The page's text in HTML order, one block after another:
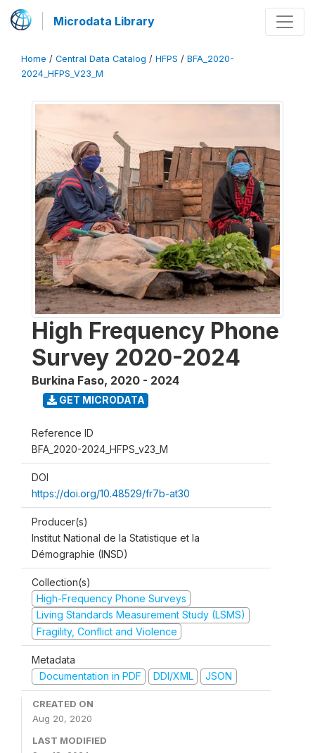
Microdata Library
Home / Central Data Catalog / HFPS / BFA_2020-
2024_HFPS_V23_M
High Frequency Phone
Survey 2020-2024
Burkina Faso, 2020 - 2024
GET MICRODATA
Reference ID
BFA_2020-2024_HFPS_v23_M
DOI
https://doi.org/10.48529/fr7b-at30
Producer(s)
Institut National de la Statistique et la
Démographie (INSD)
Collection(s)
High-Frequency Phone Surveys
Living Standards Measurement Study (LSMS)
Fragility, Conflict and Violence
Metadata
Documentation in PDF
DDI/XML JSON
CREATED ON
Aug 20, 2020
LAST MODIFIED